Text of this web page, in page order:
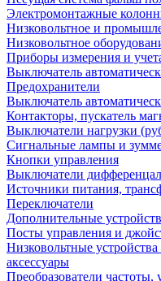
Электромонтажные
Низковольтное и
Низковольтное
Приборы измерения и
Выключатель
Предохранители
Выключатель
Контакторы, пускатель
Выключатели нагрузки
Сигнальные лампы и
Кнопки управления
Выключатели
Источники питания,
Переключатели
Дополнительные
Посты управления и
Низковольтные
аксессуары
Преобразователи частоты,